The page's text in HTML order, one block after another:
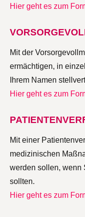
Hier geht es zum
Mit der
ermächtigen, in
Ihrem Namen
Hier geht es zum
Mit einer
medizinischen
werden sollen, wenn
sollten.
Hier geht es zum